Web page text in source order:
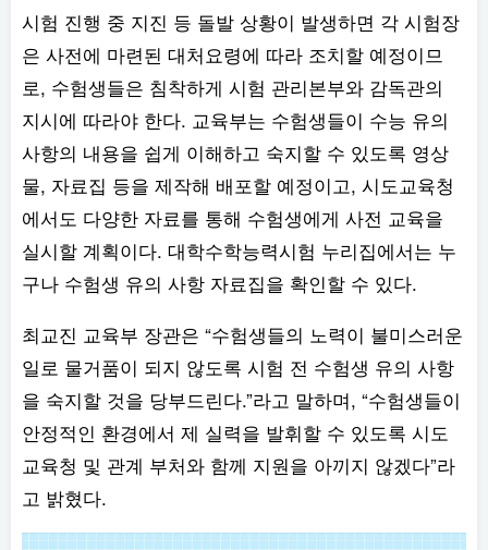
시험 진행 중 지진 등 돌발 상황이 발생하면 각 시험장
은 사전에 마련된 대처요령에 따라 조치할 예정이므
로, 수험생들은 침착하게 시험 관리본부와 감독관의
지시에 따라야 한다. 교육부는 수험생들이 수능 유의
사항의 내용을 쉽게 이해하고 숙지할 수 있도록 영상
물, 자료집 등을 제작해 배포할 예정이고, 시도교육청
에서도 다양한 자료를 통해 수험생에게 사전 교육을
실시할 계획이다. 대학수학능력시험 누리집에서는 누
구나 수험생 유의 사항 자료집을 확인할 수 있다.
최교진 교육부 장관은 “수험생들의 노력이 불미스러운
일로 물거품이 되지 않도록 시험 전 수험생 유의 사항
을 숙지할 것을 당부드린다.”라고 말하며, “수험생들이
안정적인 환경에서 제 실력을 발휘할 수 있도록 시도
교육청 및 관계 부처와 함께 지원을 아끼지 않겠다”라
고 밝혔다.